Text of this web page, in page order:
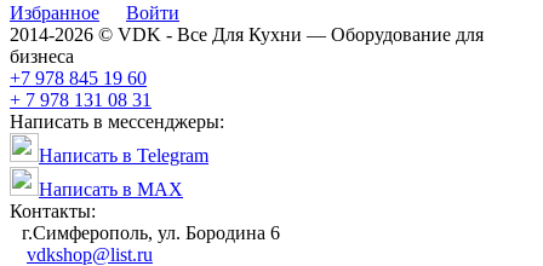
Избранное
Войти
2014-2026 © VDK - Все Для Кухни — Оборудование для
бизнеса
+7 978 845 19 60
+ 7 978 131 08 31
Написать в мессенджеры:
Написать в Telegram
Написать в MAX
Контакты:
г.Симферополь, ул. Бородина 6
vdkshop@list.ru